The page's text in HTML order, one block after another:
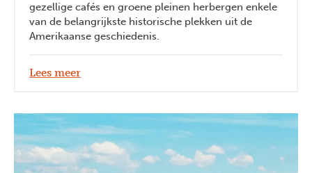
gezellige cafés en groene pleinen herbergen enkele
van de belangrijkste historische plekken uit de
Amerikaanse geschiedenis.
Lees meer